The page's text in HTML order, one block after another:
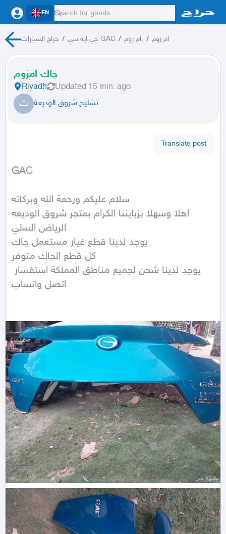
EN
حراج السيارات / جي ايه سي GAC / ام زوم, / ام زوم
جاك امزوم
Riyadh Updated 15 min. ago
ت تشليح شروق الوديعة
Translate post
GAC
سلام عليكم ورحمة الله وبركاته
اهلا وسهلا بزبايننا الكرام بمتجر شروق الوديعه
الرياض السلي
يوجد لدينا قطع غيار مستعمل جاك
كل قطع الجاك متوفر
اتصل واتساب